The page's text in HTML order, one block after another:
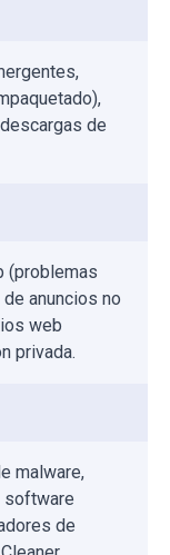
de
(problemas
anuncios no
web
privada.
malware,
software
de